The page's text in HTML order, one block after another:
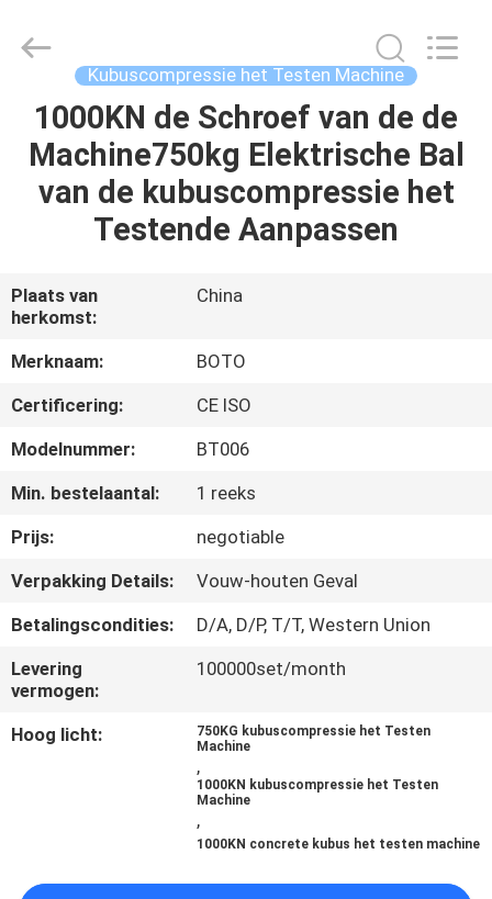
HUIS
PRODUCTEN
ONS
FABRIEKSREIS
KWALITEITSCONTROLE
CONTACTEER
ONS
VERZOEK
CITAAT
SITEMAP
PRIVACYBELEID
Rights
Kubuscompressie het Testen Machine
1000KN de Schroef van de de
Machine750kg Elektrische Bal
van de kubuscompressie het
Testende Aanpassen
Plaats van
herkomst:
China
Merknaam:
BOTO
Certificering:
CE ISO
Modelnummer:
BT006
Min. bestelaantal:
1 reeks
Prijs:
negotiable
Verpakking Details:
Vouw-houten Geval
Betalingscondities:
D/A, D/P, T/T, Western Union
Levering
vermogen:
100000set/month
Hoog licht:
750KG kubuscompressie het Testen
Machine
,
1000KN kubuscompressie het Testen
Machine
,
1000KN concrete kubus het testen machine